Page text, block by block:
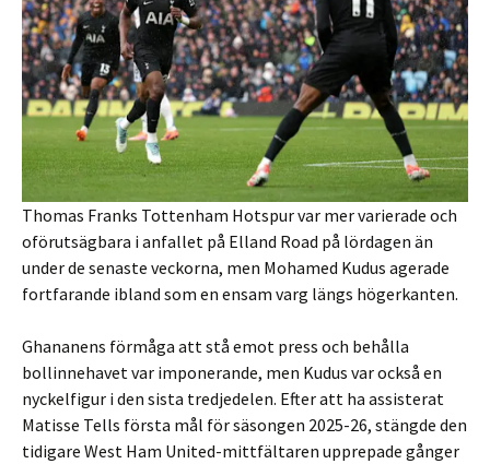
Thomas Franks Tottenham Hotspur var mer varierade och
oförutsägbara i anfallet på Elland Road på lördagen än
under de senaste veckorna, men Mohamed Kudus agerade
fortfarande ibland som en ensam varg längs högerkanten.
Ghananens förmåga att stå emot press och behålla
bollinnehavet var imponerande, men Kudus var också en
nyckelfigur i den sista tredjedelen. Efter att ha assisterat
Matisse Tells första mål för säsongen 2025-26, stängde den
tidigare West Ham United-mittfältaren upprepade gånger